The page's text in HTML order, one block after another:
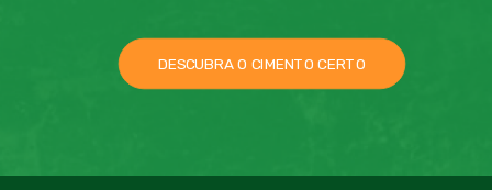
DESCUBRA O CIMENTO CERTO